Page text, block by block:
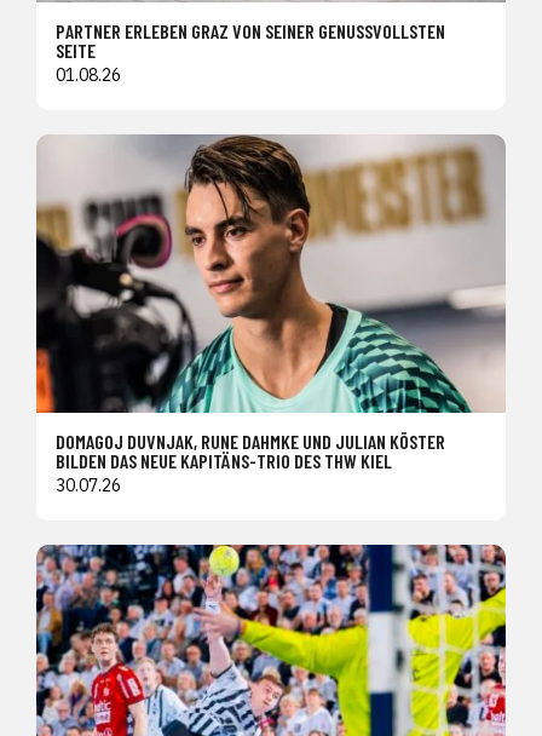
PARTNER ERLEBEN GRAZ VON SEINER GENUSSVOLLSTEN
SEITE
01.08.26
DOMAGOJ DUVNJAK, RUNE DAHMKE UND JULIAN KÖSTER
BILDEN DAS NEUE KAPITÄNS-TRIO DES THW KIEL
30.07.26